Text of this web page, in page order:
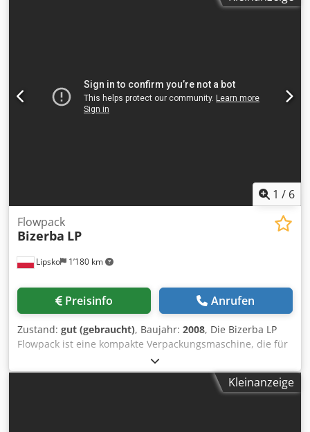
Beszélünk magyarul. /Nous parlons français/Vorbim
romana
1 / 6
Lipsko 1’180 km
Flowpack
Bizerba LP
Preisinfo Anrufen
Zustand: gut (gebraucht), Baujahr: 2008, Die Bizerba LP
Flowpack ist eine kompakte Verpackungsmaschine, die für
die effiziente Schlauchbeutelverpackung verschiedener
Lebensmittelprodukte entwickelt wurde. Durch ihr
platzsparendes Design eignet sie sich für kleinere Betriebe
Kleinanzeige